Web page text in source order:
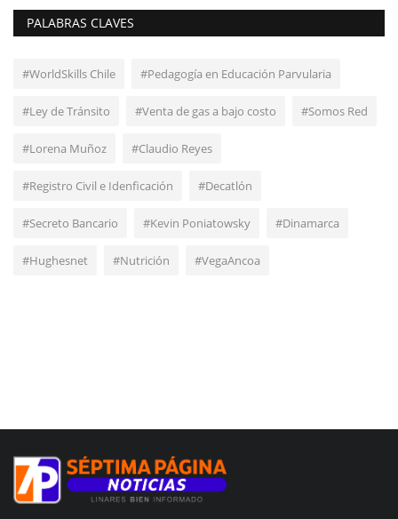
PALABRAS CLAVES
#WorldSkills Chile #Pedagogía en Educación Parvularia
#Ley de Tránsito #Venta de gas a bajo costo #Somos Red
#Lorena Muñoz #Claudio Reyes
#Registro Civil e Idenficación #Decatlón
#Secreto Bancario #Kevin Poniatowsky #Dinamarca
#Hughesnet #Nutrición #VegaAncoa